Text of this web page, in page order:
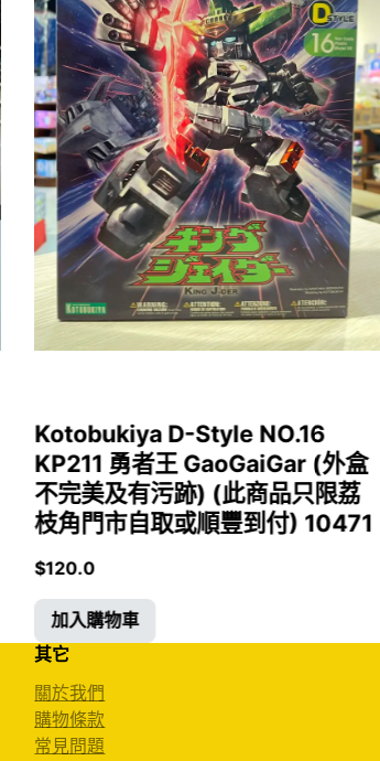
Kotobukiya D-Style NO.16
KP211 勇者王 GaoGaiGar (外盒
不完美及有污跡) (此商品只限荔
枝角門市自取或順豐到付) 10471
$120.0
加入購物車
其它
關於我們
購物條款
常見問題